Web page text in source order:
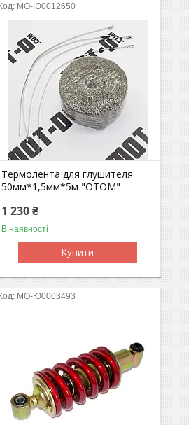
MO-Ю0012650
Термолента для глушителя
50мм*1,5мм*5м "OTOM"
1 230 ₴
В наявності
Купити
MO-Ю0003493